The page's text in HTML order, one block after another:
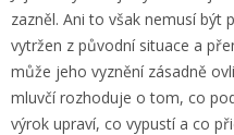
zazněl. Ani to však nemusí být
vytržen z původní situace a
může jeho vyznění zásadně
mluvčí rozhoduje o tom, co
výrok upraví, co vypustí a co